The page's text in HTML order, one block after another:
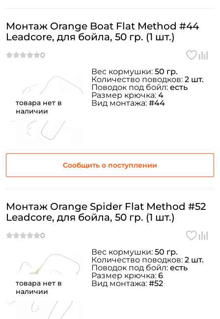
товара нет в
наличии
Монтаж Orange Boat Flat Method #44
Leadcore, для бойла, 50 гр. (1 шт.)
Сообщить о поступлении
Вес кормушки: 50 гр.
Количество поводков: 2 шт.
Поводок под бойл: есть
Размер крючка: 4
Вид монтажа: #44
товара нет в
наличии
Монтаж Orange Spider Flat Method #52
Leadcore, для бойла, 50 гр. (1 шт.)
Вес кормушки: 50 гр.
Количество поводков: 2 шт.
Поводок под бойл: есть
Размер крючка: 6
Вид монтажа: #52